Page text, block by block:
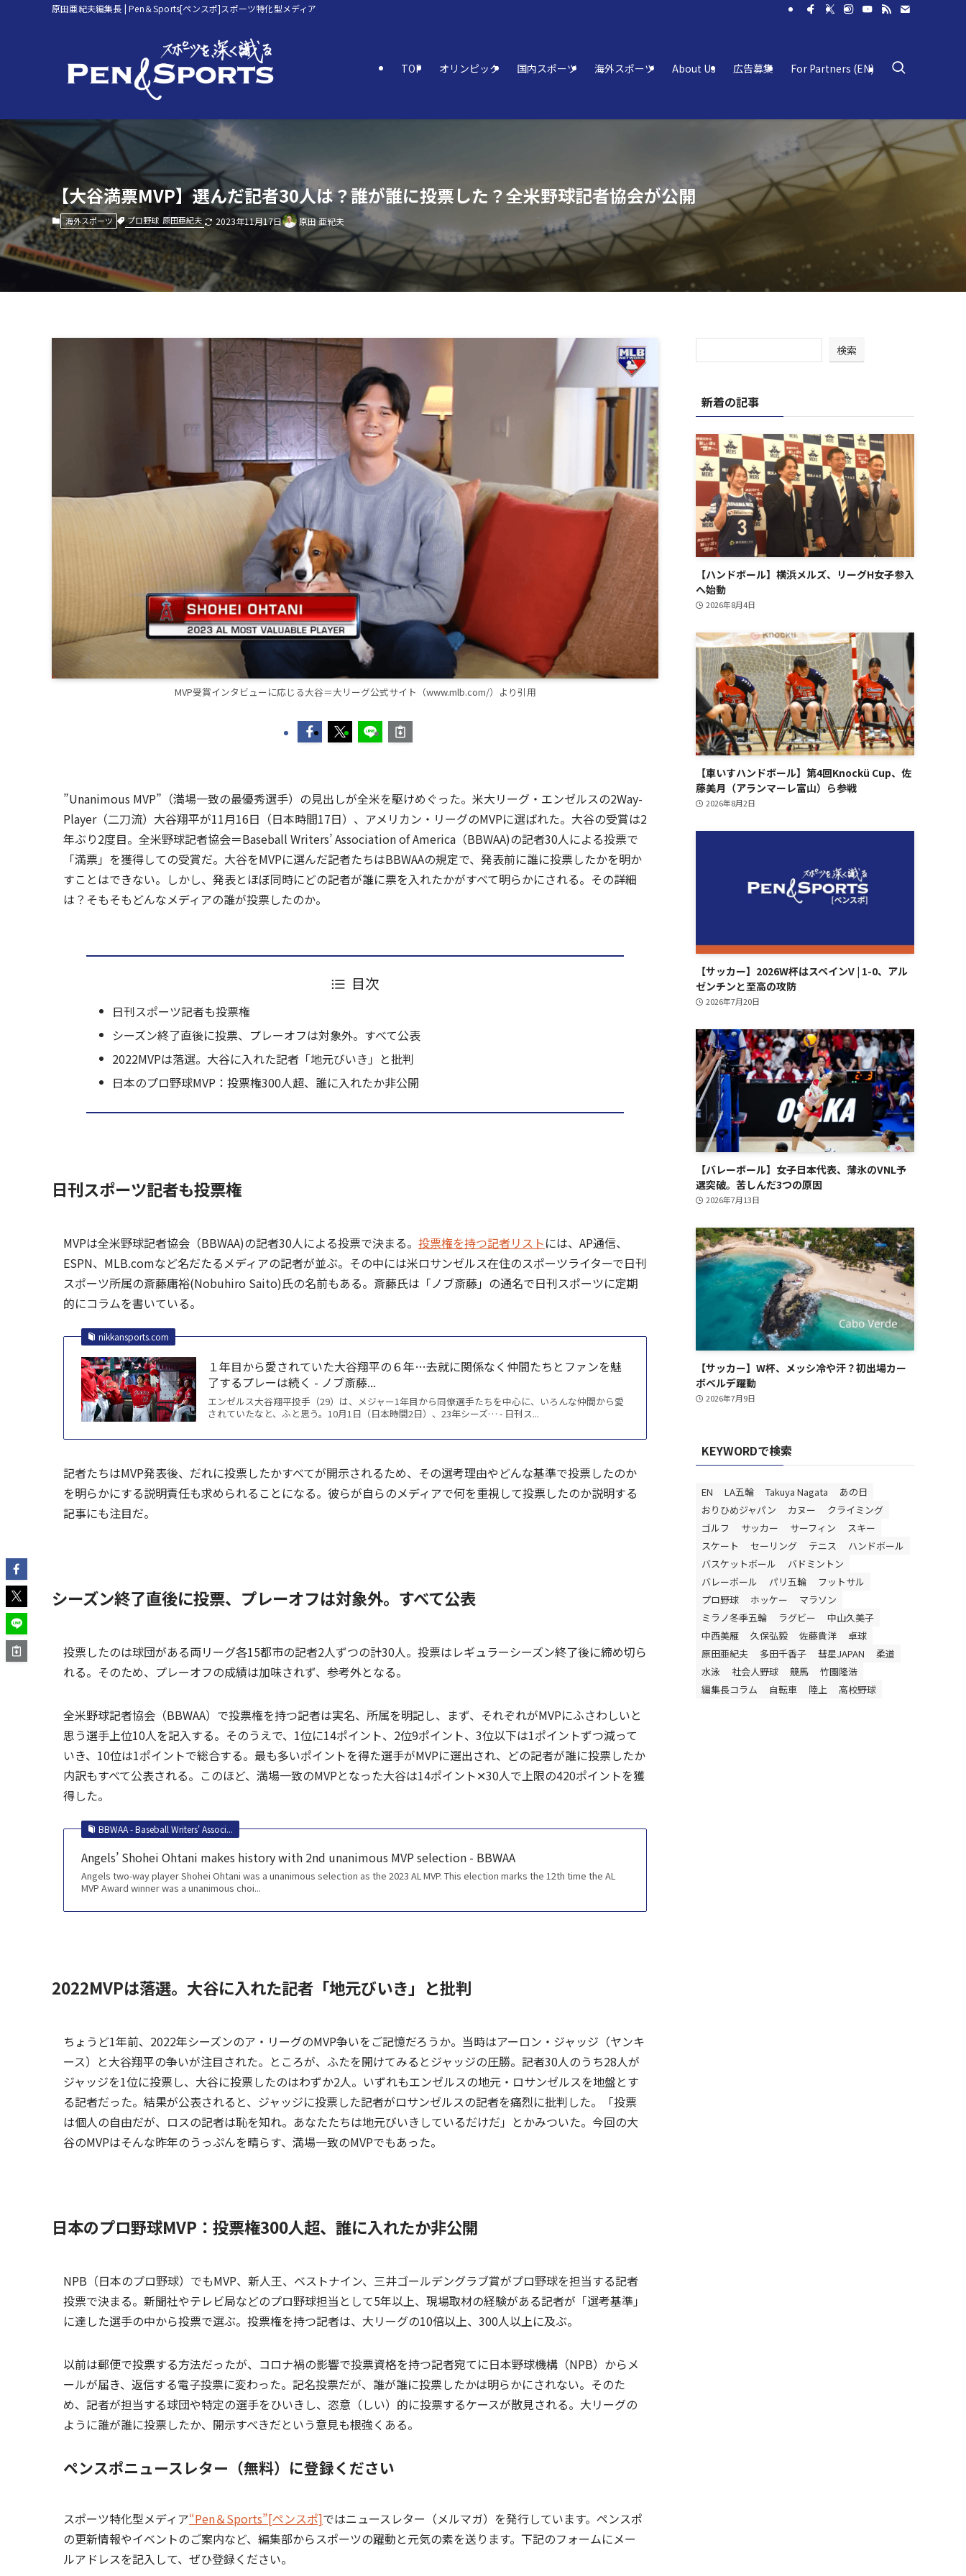
原田亜紀夫編集長 | Pen＆Sports[ペンスポ]スポーツ特化型メディア
TOP オリンピック 国内スポーツ 海外スポーツ About Us 広告募集 For Partners (EN)
【大谷満票MVP】選んだ記者30人は？誰が誰に投票した？全米野球記者協会が公開
海外スポーツ プロ野球 原田亜紀夫 2023年11月17日 原田 亜紀夫
MVP受賞インタビューに応じる大谷＝大リーグ公式サイト（www.mlb.com/）より引用
”Unanimous MVP”（満場一致の最優秀選手）の見出しが全米を駆けめぐった。米大リーグ・エンゼルスの2Way-
Player（二刀流）大谷翔平が11月16日（日本時間17日）、アメリカン・リーグのMVPに選ばれた。大谷の受賞は2
年ぶり2度目。全米野球記者協会＝Baseball Writers’ Association of America（BBWAA)の記者30人による投票で
「満票」を獲得しての受賞だ。大谷をMVPに選んだ記者たちはBBWAAの規定で、発表前に誰に投票したかを明か
すことはできない。しかし、発表とほぼ同時にどの記者が誰に票を入れたかがすべて明らかにされる。その詳細
は？そもそもどんなメディアの誰が投票したのか。
目次
日刊スポーツ記者も投票権
シーズン終了直後に投票、プレーオフは対象外。すべて公表
2022MVPは落選。大谷に入れた記者「地元びいき」と批判
日本のプロ野球MVP：投票権300人超、誰に入れたか非公開
日刊スポーツ記者も投票権
MVPは全米野球記者協会（BBWAA)の記者30人による投票で決まる。 投票権を持つ記者リストには、AP通信、
ESPN、MLB.comなど名だたるメディアの記者が並ぶ。その中には米ロサンゼルス在住のスポーツライターで日刊
スポーツ所属の斎藤庸裕(Nobuhiro Saito)氏の名前もある。斎藤氏は「ノブ斎藤」の通名で日刊スポーツに定期
的にコラムを書いている。
nikkansports.com
１年目から愛されていた大谷翔平の６年…去就に関係なく仲間たちとファンを魅
了するプレーは続く - ノブ斎藤...
エンゼルス大谷翔平投手（29）は、メジャー1年目から同僚選手たちを中心に、いろんな仲間から愛
されていたなと、ふと思う。10月1日（日本時間2日）、23年シーズ… - 日刊ス...
記者たちはMVP発表後、だれに投票したかすべてが開示されるため、その選考理由やどんな基準で投票したのか
を明らかにする説明責任も求められることになる。彼らが自らのメディアで何を重視して投票したのか説明する
記事にも注目だ。
シーズン終了直後に投票、プレーオフは対象外。すべて公表
投票したのは球団がある両リーグ各15都市の記者2人ずつの計30人。投票はレギュラーシーズン終了後に締め切ら
れる。そのため、プレーオフの成績は加味されず、参考外となる。
全米野球記者協会（BBWAA）で投票権を持つ記者は実名、所属を明記し、まず、それぞれがMVPにふさわしいと
思う選手上位10人を記入する。そのうえで、1位に14ポイント、2位9ポイント、3位以下は1ポイントずつ減って
いき、10位は1ポイントで総合する。最も多いポイントを得た選手がMVPに選出され、どの記者が誰に投票したか
内訳もすべて公表される。このほど、満場一致のMVPとなった大谷は14ポイント✕30人で上限の420ポイントを獲
得した。
BBWAA - Baseball Writers' Associ...
Angels’ Shohei Ohtani makes history with 2nd unanimous MVP selection - BBWAA
Angels two-way player Shohei Ohtani was a unanimous selection as the 2023 AL MVP. This election marks the 12th time the AL
MVP Award winner was a unanimous choi...
2022MVPは落選。大谷に入れた記者「地元びいき」と批判
ちょうど1年前、2022年シーズンのア・リーグのMVP争いをご記憶だろうか。当時はアーロン・ジャッジ（ヤンキ
ース）と大谷翔平の争いが注目された。ところが、ふたを開けてみるとジャッジの圧勝。記者30人のうち28人が
ジャッジを1位に投票し、大谷に投票したのはわずか2人。いずれもエンゼルスの地元・ロサンゼルスを地盤とす
る記者だった。結果が公表されると、ジャッジに投票した記者がロサンゼルスの記者を痛烈に批判した。「投票
は個人の自由だが、ロスの記者は恥を知れ。あなたたちは地元びいきしているだけだ」とかみついた。今回の大
谷のMVPはそんな昨年のうっぷんを晴らす、満場一致のMVPでもあった。
日本のプロ野球MVP：投票権300人超、誰に入れたか非公開
NPB（日本のプロ野球）でもMVP、新人王、ベストナイン、三井ゴールデングラブ賞がプロ野球を担当する記者
投票で決まる。新聞社やテレビ局などのプロ野球担当として5年以上、現場取材の経験がある記者が「選考基準」
に達した選手の中から投票で選ぶ。投票権を持つ記者は、大リーグの10倍以上、300人以上に及ぶ。
以前は郵便で投票する方法だったが、コロナ禍の影響で投票資格を持つ記者宛てに日本野球機構（NPB）からメ
ールが届き、返信する電子投票に変わった。記名投票だが、誰が誰に投票したかは明らかにされない。そのた
め、記者が担当する球団や特定の選手をひいきし、恣意（しい）的に投票するケースが散見される。大リーグの
ように誰が誰に投票したか、開示すべきだという意見も根強くある。
ペンスポニュースレター（無料）に登録ください
スポーツ特化型メディア“Pen＆Sports”[ペンスポ]ではニュースレター（メルマガ）を発行しています。ペンスポ
の更新情報やイベントのご案内など、編集部からスポーツの躍動と元気の素を送ります。下記のフォームにメー
ルアドレスを記入して、ぜひ登録ください。
検索
新着の記事
【ハンドボール】横浜メルズ、リーグH女子参入
へ始動
2026年8月4日
【車いすハンドボール】第4回Knockü Cup、佐
藤美月（アランマーレ富山）ら参戦
2026年8月2日
【サッカー】2026W杯はスペインV | 1-0、アル
ゼンチンと至高の攻防
2026年7月20日
【バレーボール】女子日本代表、薄氷のVNL予
選突破。苦しんだ3つの原因
2026年7月13日
【サッカー】W杯、メッシ冷や汗？初出場カー
ボベルデ躍動
2026年7月9日
KEYWORDで検索
EN LA五輪 Takuya Nagata
あの日
おりひめジャパン
カヌー
クライミング
ゴルフ
サッカー サーフィン
スキー
スケート
セーリング テニス
ハンドボール
バスケットボール
バドミントン
バレーボール
パリ五輪
フットサル
プロ野球
ホッケー
マラソン
ミラノ冬季五輪
ラグビー
中山久美子
中西美雁
久保弘毅 佐藤貴洋
卓球
原田亜紀夫
多田千香子 彗星JAPAN
柔道
水泳
社会人野球 競馬
竹園隆浩
編集長コラム
自転車 陸上 高校野球